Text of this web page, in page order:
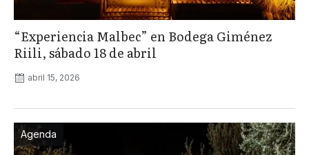
“Experiencia Malbec” en Bodega Giménez
Riili, sábado 18 de abril
abril 15, 2026
Agenda